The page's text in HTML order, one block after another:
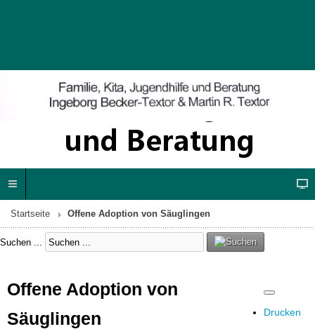
Startseite Offene Adoption von Säuglingen
Suchen ...
Drucken
Offene Adoption von
Säuglingen